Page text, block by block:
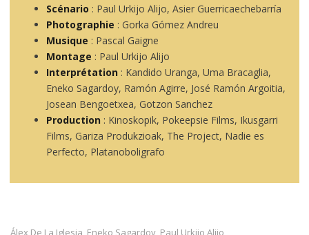
Scénario : Paul Urkijo Alijo, Asier Guerricaechebarría
Photographie : Gorka Gómez Andreu
Musique : Pascal Gaigne
Montage : Paul Urkijo Alijo
Interprétation: Kandido Uranga, Uma Bracaglia,
Eneko Sagardoy, Ramón Agirre, José Ramón Argoitia,
Josean Bengoetxea, Gotzon Sanchez
Production: Kinoskopik, Pokeepsie Films, Ikusgarri
Films, Gariza Produkzioak, The Project, Nadie es
Perfecto, Platanoboligrafo
Álex De La Iglesia, Eneko Sagardoy, Paul Urkijo Alijo